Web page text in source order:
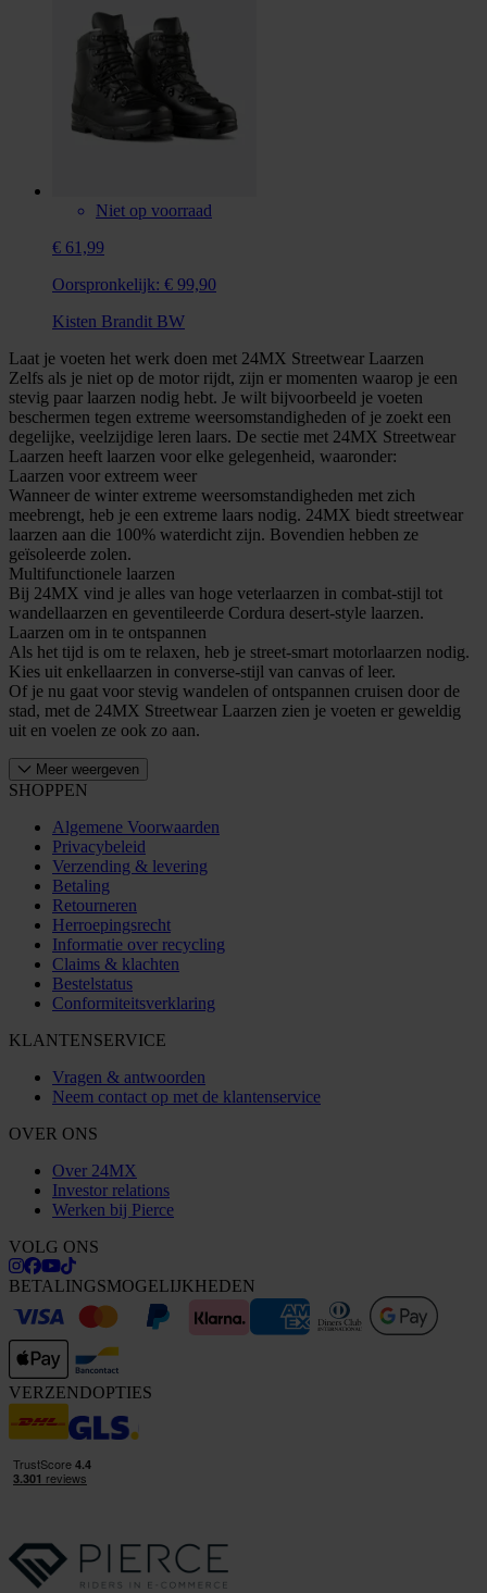
Niet op voorraad
€ 61,99
Oorspronkelijk: € 99,90
Kisten Brandit BW
Laat je voeten het werk doen met 24MX Streetwear Laarzen
Zelfs als je niet op de motor rijdt, zijn er momenten waarop je een
stevig paar laarzen nodig hebt. Je wilt bijvoorbeeld je voeten
beschermen tegen extreme weersomstandigheden of je zoekt een
degelijke, veelzijdige leren laars. De sectie met 24MX Streetwear
Laarzen heeft laarzen voor elke gelegenheid, waaronder:
Laarzen voor extreem weer
Wanneer de winter extreme weersomstandigheden met zich
meebrengt, heb je een extreme laars nodig. 24MX biedt streetwear
laarzen aan die 100% waterdicht zijn. Bovendien hebben ze
geïsoleerde zolen.
Multifunctionele laarzen
Bij 24MX vind je alles van hoge veterlaarzen in combat-stijl tot
wandellaarzen en geventileerde Cordura desert-style laarzen.
Laarzen om in te ontspannen
Als het tijd is om te relaxen, heb je street-smart motorlaarzen nodig.
Kies uit enkellaarzen in converse-stijl van canvas of leer.
Of je nu gaat voor stevig wandelen of ontspannen cruisen door de
stad, met de 24MX Streetwear Laarzen zien je voeten er geweldig
uit en voelen ze ook zo aan.
Meer weergeven
SHOPPEN
Algemene Voorwaarden
Privacybeleid
Verzending & levering
Betaling
Retourneren
Herroepingsrecht
Informatie over recycling
Claims & klachten
Bestelstatus
Conformiteitsverklaring
KLANTENSERVICE
Vragen & antwoorden
Neem contact op met de klantenservice
OVER ONS
Over 24MX
Investor relations
Werken bij Pierce
VOLG ONS
BETALINGSMOGELIJKHEDEN
VERZENDOPTIES